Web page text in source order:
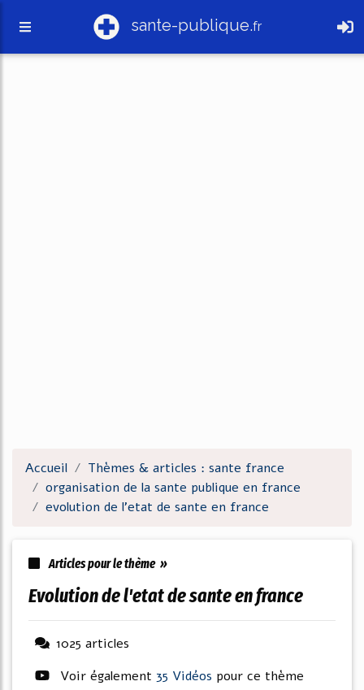
sante-publique.fr
Accueil
Thèmes & articles : sante france
organisation de la sante publique en france
evolution de l'etat de sante en france
Articles pour le thème »
evolution de l'etat de sante en france
1025 articles
Voir également 35 Vidéos pour ce thème